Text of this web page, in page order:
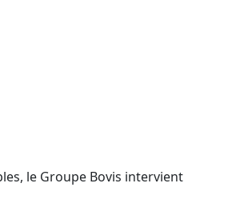
le Groupe Bovis intervient